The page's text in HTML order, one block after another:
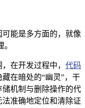
可能是多方面的，就像
在开发过程中， 代码
在暗处的“幽灵”，干
机制与删除操作的代
准确地定位和清除证